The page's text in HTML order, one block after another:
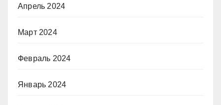
Апрель 2024
Март 2024
Февраль 2024
Январь 2024